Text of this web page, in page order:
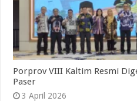
Porprov VIII Kaltim Resmi
Paser
3 April 2026